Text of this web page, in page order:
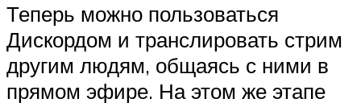
Теперь можно пользоваться
Дискордом и транслировать стрим
другим людям, общаясь с ними в
прямом эфире. На этом же этапе